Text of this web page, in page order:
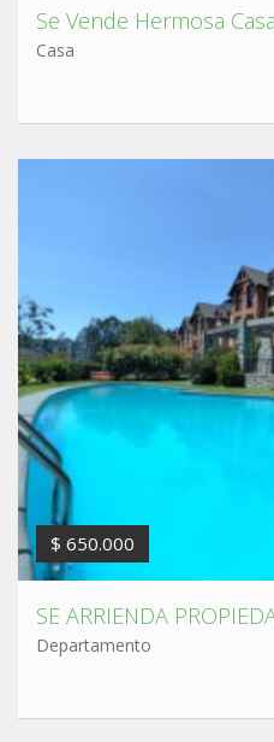
Casa
$ 650.000
Departamento